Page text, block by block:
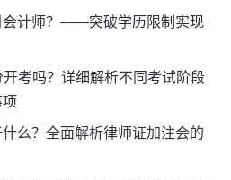
会计师？——突破学历限制实现
考吗？详细解析不同考试阶段
么？全面解析律师证加注会的